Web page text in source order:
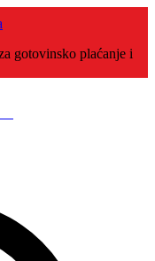
gotovinsko plaćanje i